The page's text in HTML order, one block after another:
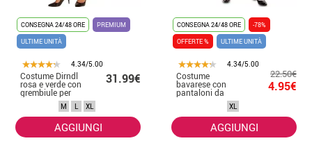
CONSEGNA 24/48 ORE
PREMIUM
ULTIME UNITÀ
4.34/5.00
Costume Dirndl
rosa e verde con
grembiule per
donna
31.99€
M L XL
AGGIUNGI
CONSEGNA 24/48 ORE
-78%
OFFERTE %
ULTIME UNITÀ
4.34/5.00
Costume
bavarese con
pantaloni da
donna
22.50€
4.95€
XL
AGGIUNGI